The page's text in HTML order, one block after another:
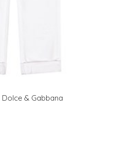
Dolce & Gabbana